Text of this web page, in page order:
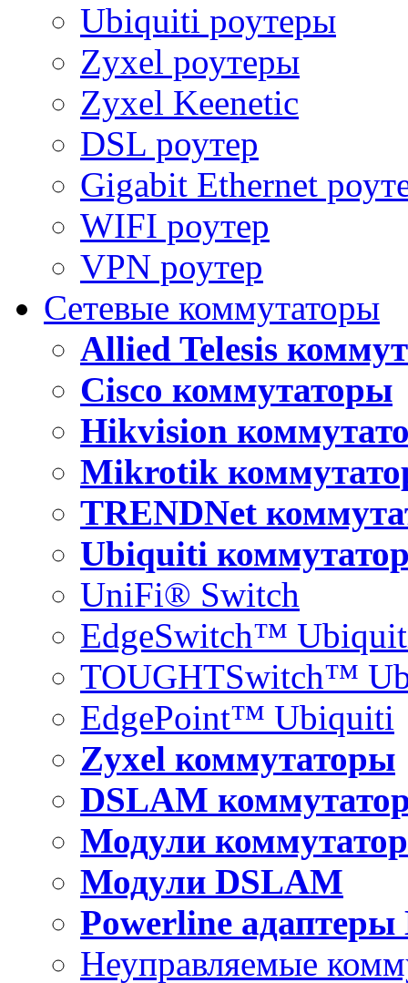
Ubiquiti роутеры
Zyxel роутеры
Zyxel Keenetic
DSL роутер
Gigabit Ethernet
WIFI роутер
VPN роутер
Сетевые коммутаторы
Allied Telesis
Cisco коммутаторы
Hikvision
Mikrotik
TRENDNet
Ubiquiti
UniFi® Switch
EdgeSwitch™
TOUGHTSwitch™
EdgePoint™ Ubiquiti
Zyxel коммутаторы
DSLAM
Модули
Модули DSLAM
Powerline адаптеры
Неуправляемые